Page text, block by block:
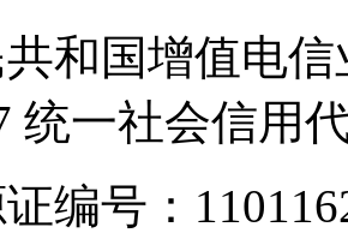
和国增值电
统一社会信用
编号：